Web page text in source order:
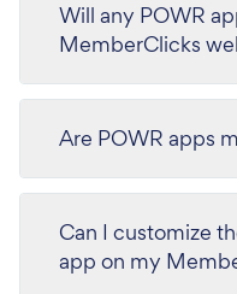
Will any POWR
MemberClicks
Are POWR apps
Can I customize
app on my